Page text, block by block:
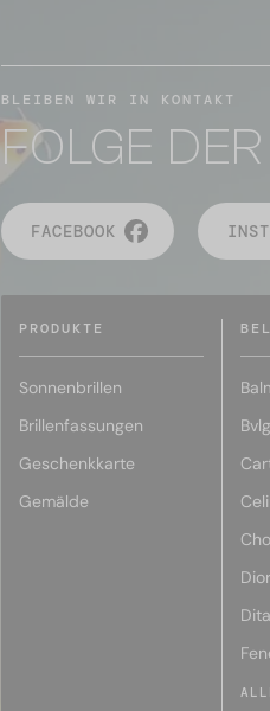
BLEIBEN WIR IN KONTAKT
FOLGE
FACEBOOK
PRODUKTE
Sonnenbrillen
Brillenfassungen
Geschenkkarte
Gemälde
Dior
Dita